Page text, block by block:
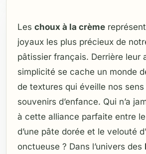
Les choux à la crème
joyaux les plus précieux de
pâtissier français. Derrière leur
simplicité se cache un monde
de textures qui éveille nos
souvenirs d’enfance. Qui n’a
à cette alliance parfaite entre
d’une pâte dorée et le velouté
onctueuse ? Dans l’univers des